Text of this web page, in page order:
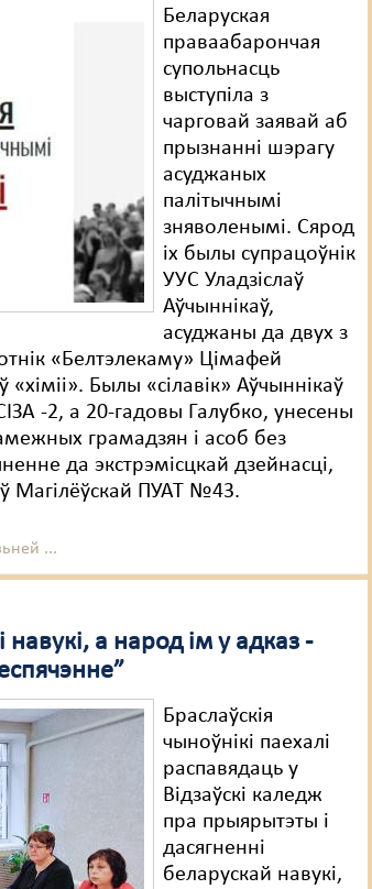
Беларуская
праваабарончая
супольнасць
выступіла з
чарговай заявай аб
прызнанні шэрагу
асуджаных
палітычнымі
зняволенымі. Сярод
іх былы супрацоўнік
УУС Уладзіслаў
Аўчыннікаў,
асуджаны да двух з
«Белтэлекаму» Цімафей
Былы «сілавік» Аўчыннікаў
-2, а 20-гадовы Галубко, унесены
грамадзян і асоб без
да экстрэмісцкай дзейнасці,
Магілёўскай ПУАТ №43.
...
навукі, а народ ім у адказ -
Браслаўскія
чыноўнікі паехалі
распавядаць у
Відзаўскі каледж
пра прыярытэты і
дасягненні
беларускай навукі,